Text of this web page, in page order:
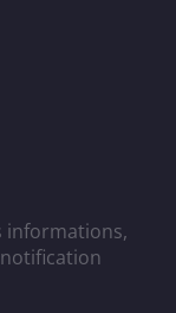
informations,